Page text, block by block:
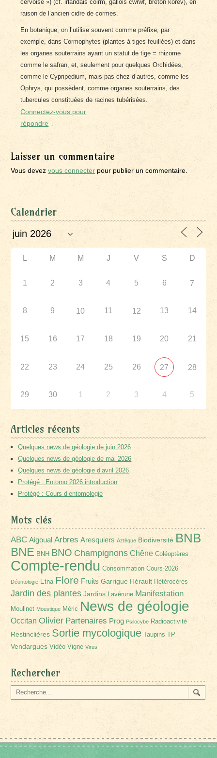
cervoise ») (cf. irlandais coirm, gallois cwrwf, breton korev), en
raison de l’ancien cidre de cormes.
En botanique, on l’utilise souvent comme préfixe, par
exemple, dans Cormophytes (plantes à tiges feuillées) et dans
les organes souterrains ayant un statut de tige = rhizome
comme le safran, et, seulement pour quelques Orchidées,
comme le Cypripedium, mais pas chez d’autres, comme les
Ophrys, qui possèdent, comme organes souterrains, des
tubercules constituées de racines tubérisées.
Connectez-vous pour
répondre ↓
Laisser un commentaire
Vous devezvous connecter pour publier un commentaire.
Calendrier
L M M J V S D
1 2 3 4 5 6 7
8 9 10 11 12 13 14
15 16 17 18 19 20 21
22 23 24 25 26 27 28
29 30 1 2 3 4 5
Articles récents
Quelques news de géologie de juin 2026
Quelques news de géologie de mai 2026
Quelques news de géologie d’avril 2026
Protégé : Entomo 2026 introduction
Protégé : Cours d’entomologie
Mots clés
ABC Aigoual Arbres Aresquiers Aztèque Biodiversité BNB
BNE BNH BNO Champignons Chêne Coléoptères
Compte-rendu Consommation Cours-2026
Déontologie Etna Flore Fruits Garrigue Hérault Hétérocères
Jardin des plantes Jardins Lavérune Manifestation
Moulinet Moustique Méric News de géologie
Occitan Olivier Partenaires Prog Psilocybe Radioactivité
Restinclières Sortie mycologique Taupins TP
Vendargues Vidéo Vigne Virus
Rechercher